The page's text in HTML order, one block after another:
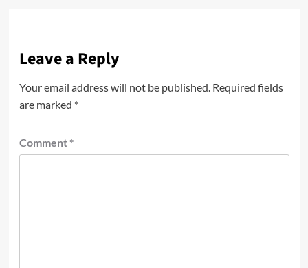
Leave a Reply
Your email address will not be published. Required fields
are marked *
Comment *